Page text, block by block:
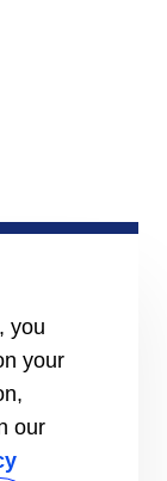
you
your
our